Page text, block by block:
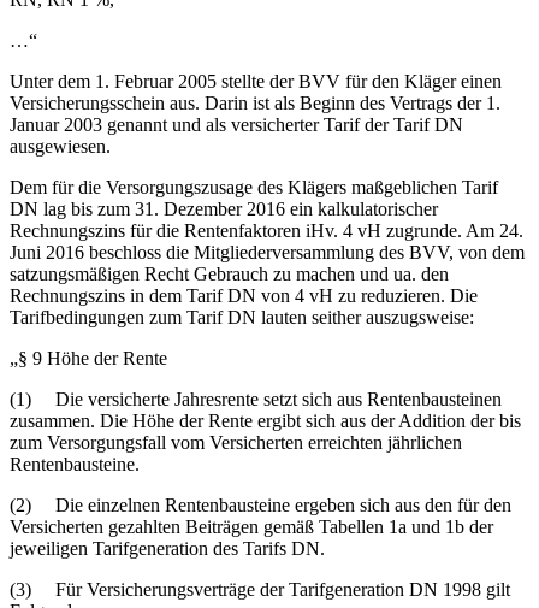
…“
Unter dem 1. Februar 2005 stellte der BVV für den Kläger einen
Versicherungsschein aus. Darin ist als Beginn des Vertrags der 1.
Januar 2003 genannt und als versicherter Tarif der Tarif DN
ausgewiesen.
Dem für die Versorgungszusage des Klägers maßgeblichen Tarif
DN lag bis zum 31. Dezember 2016 ein kalkulatorischer
Rechnungszins für die Rentenfaktoren iHv. 4 vH zugrunde. Am 24.
Juni 2016 beschloss die Mitgliederversammlung des BVV, von dem
satzungsmäßigen Recht Gebrauch zu machen und ua. den
Rechnungszins in dem Tarif DN von 4 vH zu reduzieren. Die
Tarifbedingungen zum Tarif DN lauten seither auszugsweise:
„§ 9 Höhe der Rente
(1) Die versicherte Jahresrente setzt sich aus Rentenbausteinen
zusammen. Die Höhe der Rente ergibt sich aus der Addition der bis
zum Versorgungsfall vom Versicherten erreichten jährlichen
Rentenbausteine.
(2) Die einzelnen Rentenbausteine ergeben sich aus den für den
Versicherten gezahlten Beiträgen gemäß Tabellen 1a und 1b der
jeweiligen Tarifgeneration des Tarifs DN.
(3) Für Versicherungsverträge der Tarifgeneration DN 1998 gilt